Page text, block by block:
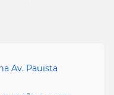
Av. Pauista